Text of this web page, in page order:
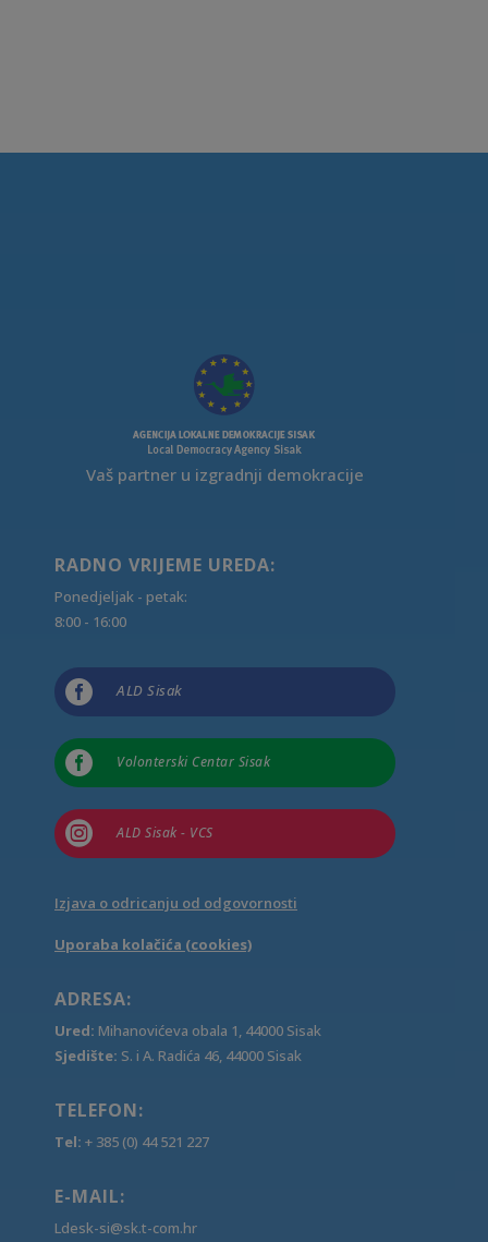
Vaš partner u izgradnji demokracije
RADNO VRIJEME UREDA:
Ponedjeljak - petak:
8:00 - 16:00
 ALD Sisak
 Volonterski Centar Sisak
 ALD Sisak - VCS
Izjava o odricanju od odgovornosti
Uporaba kolačića (cookies)
ADRESA:
Ured: Mihanovićeva obala 1, 44000 Sisak
Sjedište: S. i A. Radića 46, 44000 Sisak
TELEFON:
Tel: + 385 (0) 44 521 227
E-MAIL:
Ldesk-si@sk.t-com.hr